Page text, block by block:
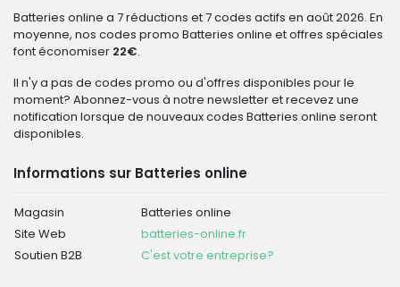
Batteries online a 7 réductions et 7 codes actifs en août 2026. En
moyenne, nos codes promo Batteries online et offres spéciales
font économiser 22€.
Il n'y a pas de codes promo ou d'offres disponibles pour le
moment? Abonnez-vous à notre newsletter et recevez une
notification lorsque de nouveaux codes Batteries online seront
disponibles.
Informations sur Batteries online
Magasin
Batteries online
Site Web
batteries-online.fr
Soutien B2B
C'est votre entreprise?